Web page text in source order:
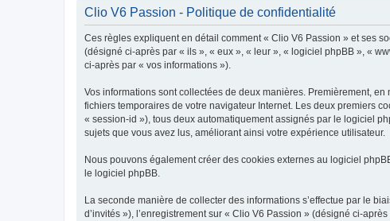
Clio V6 Passion - Politique de confidentialité
Ces règles expliquent en détail comment « Clio V6 Passion » et ses
(désigné ci-après par « ils », « eux », « leur », « logiciel phpBB », «
ci-après par « vos informations »).
Vos informations sont collectées de deux manières. Premièrement,
fichiers temporaires de votre navigateur Internet. Les deux premiers
« session-id »), tous deux automatiquement assignés par le logiciel
sujets que vous avez lus, améliorant ainsi votre expérience utilisateur.
Nous pouvons également créer des cookies externes au logiciel
le logiciel phpBB.
La seconde manière de collecter des informations s’effectue par le
d’invités »), l’enregistrement sur « Clio V6 Passion » (désigné ci-